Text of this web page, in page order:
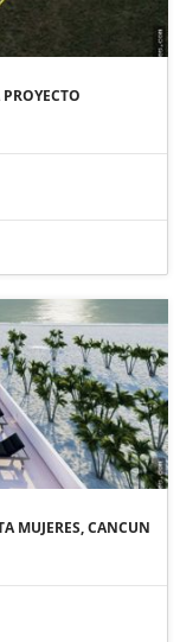
MUJERES, CANCUN